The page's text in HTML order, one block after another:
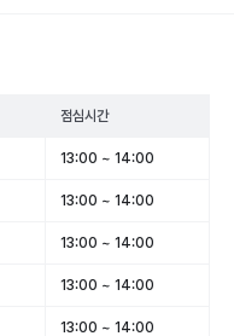
점심시간
13:00 ~ 14:00
13:00 ~ 14:00
13:00 ~ 14:00
13:00 ~ 14:00
13:00 ~ 14:00